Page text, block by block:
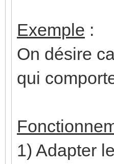
Exemple :
On désire
qui
1) Adapter